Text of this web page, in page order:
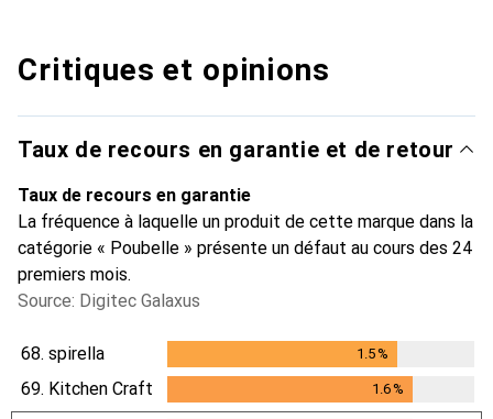
Critiques et opinions
Taux de recours en garantie et de retour
Taux de recours en garantie
La fréquence à laquelle un produit de cette marque dans la
catégorie « Poubelle » présente un défaut au cours des 24
premiers mois.
Source: Digitec Galaxus
68. spirella 1.5%
69. Kitchen Craft 1.6%